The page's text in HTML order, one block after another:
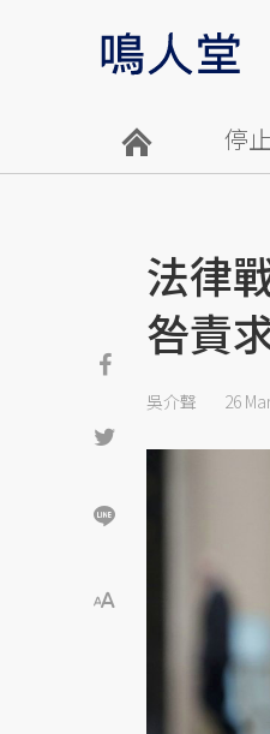
停
法律
咎責
吳介聲 26